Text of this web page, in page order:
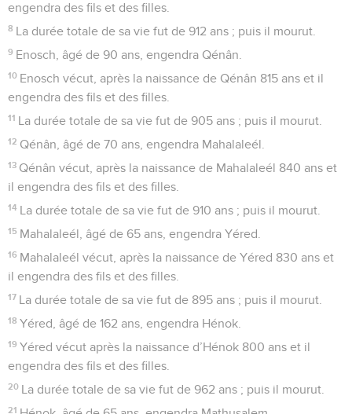
engendra des fils et des filles.
8 La durée totale de sa vie fut de 912 ans ; puis il mourut.
9 Enosch, âgé de 90 ans, engendra Qénân.
10 Enosch vécut, après la naissance de Qénân 815 ans et il
engendra des fils et des filles.
11 La durée totale de sa vie fut de 905 ans ; puis il mourut.
12 Qénân, âgé de 70 ans, engendra Mahalaleél.
13 Qénân vécut, après la naissance de Mahalaleél 840 ans et
il engendra des fils et des filles.
14 La durée totale de sa vie fut de 910 ans ; puis il mourut.
15 Mahalaleél, âgé de 65 ans, engendra Yéred.
16 Mahalaleél vécut, après la naissance de Yéred 830 ans et
il engendra des fils et des filles.
17 La durée totale de sa vie fut de 895 ans ; puis il mourut.
18 Yéred, âgé de 162 ans, engendra Hénok.
19 Yéred vécut après la naissance d’Hénok 800 ans et il
engendra des fils et des filles.
20 La durée totale de sa vie fut de 962 ans ; puis il mourut.
21